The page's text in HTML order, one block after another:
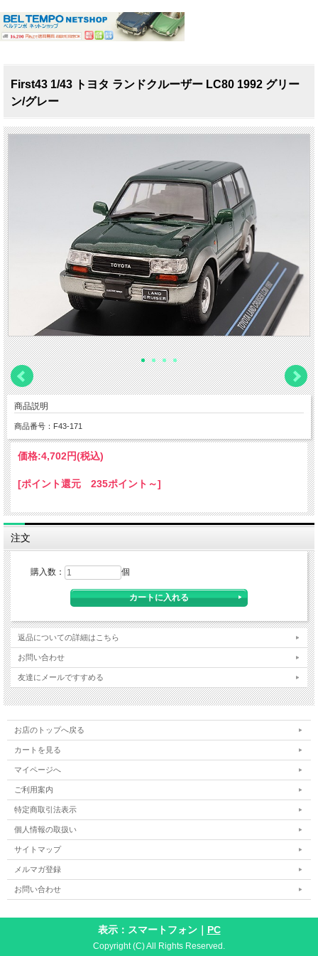
First43 1/43 トヨタ ランドクルーザー LC80 1992 グリー
ン/グレー
商品説明
商品番号：F43-171
価格:4,702円(税込)
[ポイント還元 235ポイント～]
注文
購入数： 個
返品についての詳細はこちら
お問い合わせ
友達にメールですすめる
お店のトップへ戻る
カートを見る
マイページへ
ご利用案内
特定商取引法表示
個人情報の取扱い
サイトマップ
メルマガ登録
お問い合わせ
表示：スマートフォン｜ PC
Copyright (C) All Rights Reserved.